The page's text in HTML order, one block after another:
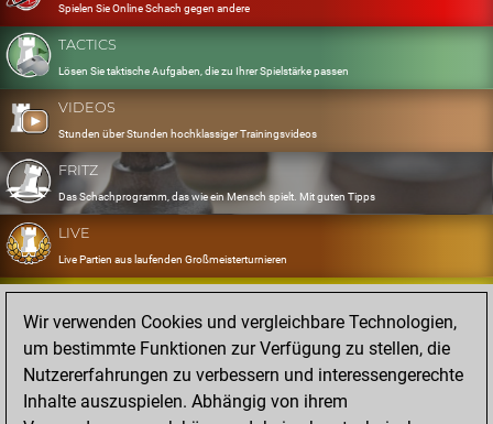
Spielen Sie Online Schach gegen andere
TACTICS
Lösen Sie taktische Aufgaben, die zu Ihrer Spielstärke passen
VIDEOS
Stunden über Stunden hochklassiger Trainingsvideos
FRITZ
Das Schachprogramm, das wie ein Mensch spielt. Mit guten Tipps
LIVE
Live Partien aus laufenden Großmeisterturnieren
OPENINGS
Erfassen und Üben Sie Ihr Eröffnungsrepertoire
DATABASE
Acht Millionen starke Partien
Wir verwenden Cookies und vergleichbare Technologien,
um bestimmte Funktionen zur Verfügung zu stellen, die
Nutzererfahrungen zu verbessern und interessengerechte
Inhalte auszuspielen. Abhängig von ihrem